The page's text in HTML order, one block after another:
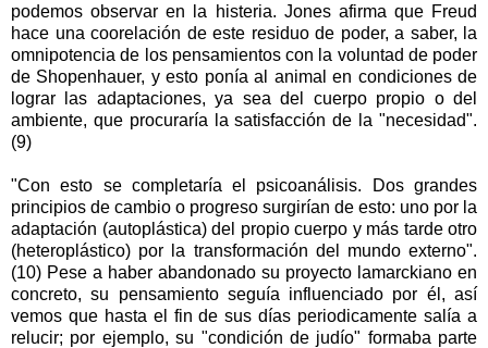
podemos observar en la histeria. Jones afirma que Freud
hace una coorelación de este residuo de poder, a saber, la
omnipotencia de los pensamientos con la voluntad de poder
de Shopenhauer, y esto ponía al animal en condiciones de
lograr las adaptaciones, ya sea del cuerpo propio o del
ambiente, que procuraría la satisfacción de la "necesidad".
(9)
"Con esto se completaría el psicoanálisis. Dos grandes
principios de cambio o progreso surgirían de esto: uno por la
adaptación (autoplástica) del propio cuerpo y más tarde otro
(heteroplástico) por la transformación del mundo externo".
(10) Pese a haber abandonado su proyecto lamarckiano en
concreto, su pensamiento seguía influenciado por él, así
vemos que hasta el fin de sus días periodicamente salía a
relucir; por ejemplo, su "condición de judío" formaba parte